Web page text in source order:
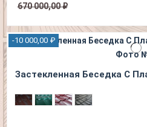
670 000,00 ₽
-10 000,00 ₽
Застекленная Беседка С